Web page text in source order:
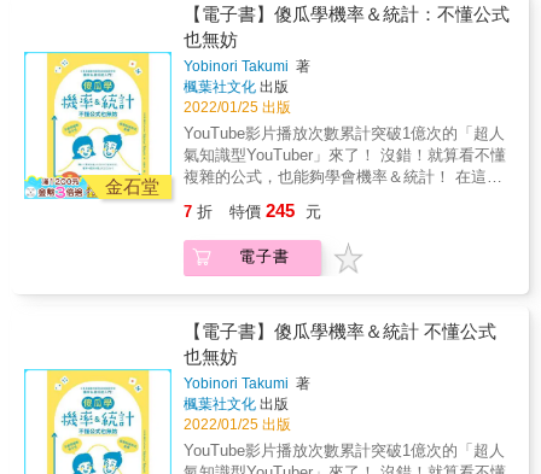
著各式各樣的數據，例如── ．棒球的打擊率
．電視節目的收視率 ．捷運站距離和房屋租金
的關係 等等 而這些數據都是用統計學計算出來
的。 本書透過生動具體的插圖，將統計學的概
念「圖像化」， 讓你不用再跟複雜的文字敘
述、有聽沒有懂的術語苦苦奮戰， 發揮「想像
力」就能學會基礎概念！ 還利用「擬人化」的
方式，幫助各位掌握統計學的重要基礎── ．
瞰全局的視野 ．【二項式分布】是統計學王
子，次數一多就接近常態 ．【推論】是超能力
者，可以從部分窺見全部，從現在預知未來 ．
【檢定】是捕快，以統計的方式幫助判斷 ．
【相關性】是名偵探，負責找出事件之間的關
係 透過這種新概念教學方式， 讓你對統計學的
理解不只停留在表面，還有辦法運用自如！ 從
此之後，統計學將成為你在職場上的神隊友！
本書特色 ◎將統計學的概念全部「視覺化」！
看不懂公式沒關係，看圖就秒懂。 ◎解說統計
學在教育、金融、製造、政治、醫療、不動產
等業界的多元應用。 ◎解說統計學與「AI」、
計學是一門分析資料，找出潮流，窺見未來的
學問。 在過去，是少部分專家才能從事的工
作， 但現在已是誰都能輕鬆地將這世界的一切
轉換成資料，資料源源不絕湧現的時代， 所以
能正確地分析與活用資料，是讓生意快速發展
的捷徑，也是左右未來的轉捩點。 若問現在最
新的科技是什麼，大部分的人應該會想到AI、
大數據分析、區塊鏈，對吧？ 但這些最新技術
都需要處理大量的資料，也都與統計學的概念
或邏輯密不可分， 要想進一步了解這些技術，
不過就現況而言，正確了解統計學的人比需求
來得少， 所以先學會統計學，就能在未來的職
場佔得上風。 ◆要解讀數據背後真正的涵義，
著各式各樣的數據，例如── ．棒球的打擊率
．電視節目的收視率 ．捷運站距離和房屋租金
的關係 等等 而這些數據都是用統計學計算出來
的。 本書透過生動具體的插圖，將統計學的概
念「圖像化」， 讓你不用再跟複雜的文字敘
述、有聽沒有懂的術語苦苦奮戰， 發揮「想像
力」就能學會基礎概念！ 還利用「擬人化」的
金石堂
【電子書】傻瓜學機率＆統計：不懂公式
也無妨
Yobinori Takumi 著
楓葉社文化 出版
2022/01/25 出版
YouTube影片播放次數累計突破1億次的「超人
氣知識型YouTuber」來了！ 沒錯！就算看不懂
複雜的公式，也能夠學會機率＆統計！ 在這個
訊、了解資訊的正確意義， 是商務人士必備的
基礎素養。 而能夠發揮幫助你完成這個任務的
知識，就是──「機率＆統計」！ 許多人只要聽
式， 老師講的話雖然是中文，卻一句也聽不懂
&hellip;&hellip; 課桌前的你，開始在腦中思
索：「為什麼我要學這個？」 本書正是為了這
樣的你而編寫的！ 全書採用對話形式教學，不
使用複雜的公式， 只要懂加減乘除，60分鐘就
能學會「分析資料」、「使用資料」的祕訣！
在日常生活和工作上都超有用！ ．為什麼要學
7 折 特價 245 元
電子書
【電子書】傻瓜學機率＆統計 不懂公式
也無妨
Yobinori Takumi 著
楓葉社文化 出版
2022/01/25 出版
YouTube影片播放次數累計突破1億次的「超人